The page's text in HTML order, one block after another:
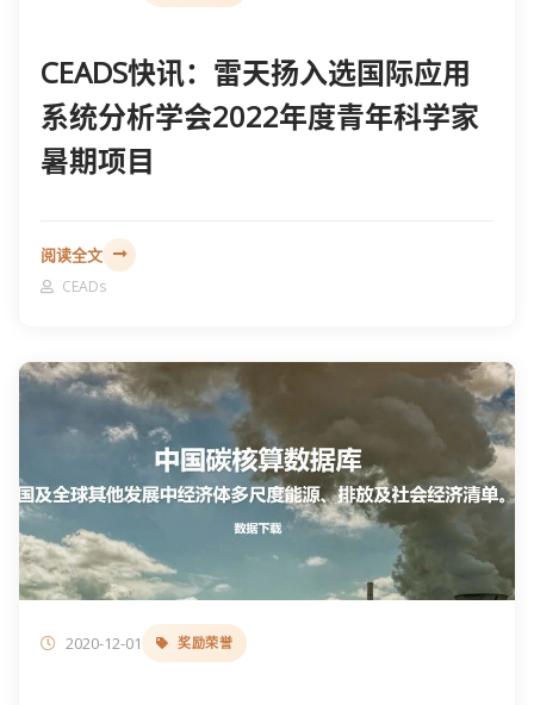
CEADS快讯：雷天扬入选国际应用
系统分析学会2022年度青年科学家
暑期项目
阅读全文
CEADs
2020-12-01 奖励荣誉